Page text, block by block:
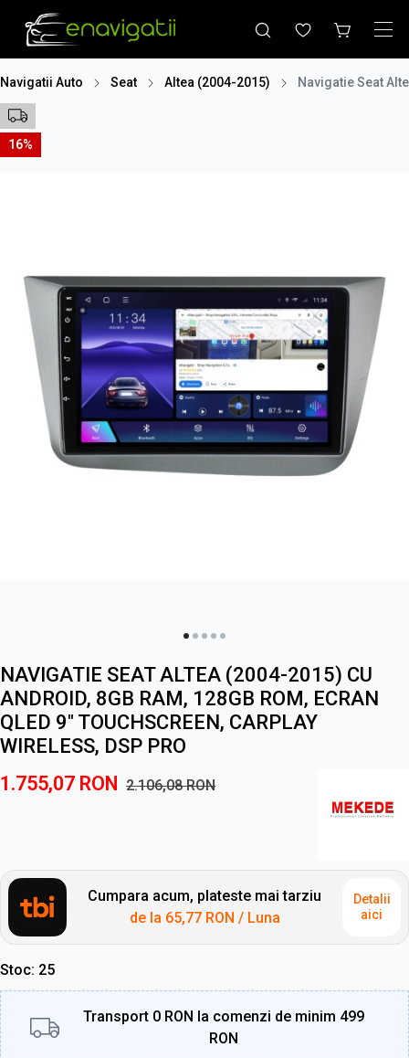
Navigatii Auto Seat Altea (2004-2015) Navigatie Seat
16%
NAVIGATIE SEAT ALTEA (2004-2015) CU
ANDROID, 8GB RAM, 128GB ROM, ECRAN
QLED 9" TOUCHSCREEN, CARPLAY
WIRELESS, DSP PRO
1.755,07 RON 2.106,08RON
Cumpara acum, plateste mai tarziu
de la 65,77 RON / Luna
Detalii
aici
Stoc 25
Transport 0 RON la comenzi de minim 499
RON